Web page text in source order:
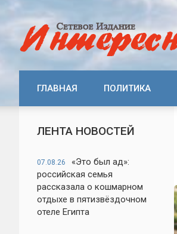
ГЛАВНАЯ ПОЛИТИКА
ЛЕНТА НОВОСТЕЙ
07.08.26
«Это был ад»:
российская семья
рассказала о кошмарном
отдыхе в пятизвёздочном
отеле Египта